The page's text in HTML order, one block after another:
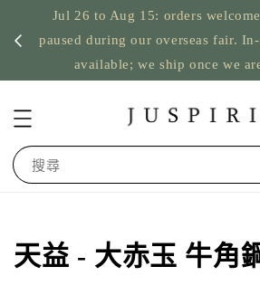
Jul 26 to Aug 15: orders
paused during our overseas fair.
available; we ship once we
搜尋
天益 - 大赤玉 牛角